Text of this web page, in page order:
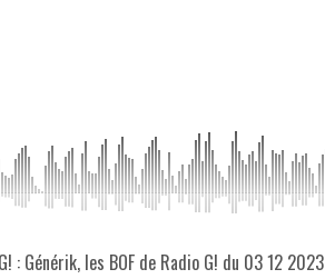
: Générik, les BOF de Radio G! du 03 12 2023